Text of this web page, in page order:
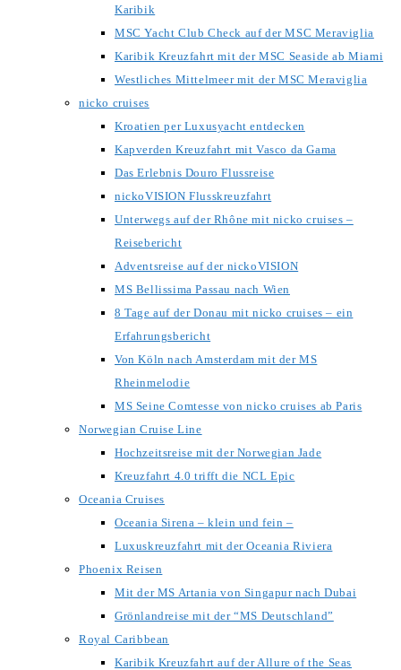
Karibik
MSC Yacht Club Check auf der MSC Meraviglia
Karibik Kreuzfahrt mit der MSC Seaside ab Miami
Westliches Mittelmeer mit der MSC Meraviglia
nicko cruises
Kroatien per Luxusyacht entdecken
Kapverden Kreuzfahrt mit Vasco da Gama
Das Erlebnis Douro Flussreise
nickoVISION Flusskreuzfahrt
Unterwegs auf der Rhône mit nicko cruises –
Reisebericht
Adventsreise auf der nickoVISION
MS Bellissima Passau nach Wien
8 Tage auf der Donau mit nicko cruises – ein
Erfahrungsbericht
Von Köln nach Amsterdam mit der MS
Rheinmelodie
MS Seine Comtesse von nicko cruises ab Paris
Norwegian Cruise Line
Hochzeitsreise mit der Norwegian Jade
Kreuzfahrt 4.0 trifft die NCL Epic
Oceania Cruises
Oceania Sirena – klein und fein –
Luxuskreuzfahrt mit der Oceania Riviera
Phoenix Reisen
Mit der MS Artania von Singapur nach Dubai
Grönlandreise mit der “MS Deutschland”
Royal Caribbean
Karibik Kreuzfahrt auf der Allure of the Seas